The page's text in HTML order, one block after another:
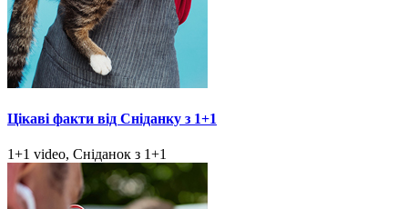
Цікаві факти від Сніданку з 1+1
1+1 video, Сніданок з 1+1